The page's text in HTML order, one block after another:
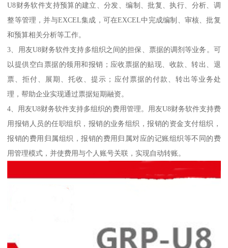
U8财务软件支持预算的建立、分发、编制、批复、执行、分析、调
整等管理，并与EXCEL集成，可在EXCEL中完成编制、审核、批复
和预算相关分析等工作。
3、用友U8财务软件支持多组织之间的担保、票据的调剂等业务。可
以提供空白票据的领用和报销；应收票据的贴现、收款、转出、退
票、拒付、展期、托收、提示；应付票据的付款、转出等业务处
理，帮助企业实现通过票据短期融资。
4、用友U8财务软件支持多组织的费用管理。用友U8财务软件支持费
用报销人员的任职组织，报销的业务组织，报销的资金支付组织，
报销的费用归属组织，报销的费用归属对应的记账组织等不同的费
用管理模式，并使费用与个人账号关联，实现自动转账。